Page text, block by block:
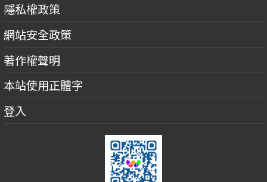
隱私權政策
網站安全政策
著作權聲明
本站使用正體字
登入